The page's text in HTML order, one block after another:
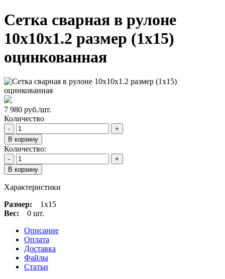
Сетка сварная в рулоне
10х10х1.2 размер (1х15)
оцинкованная
7 980 руб./шт.
Количество
-
+
В корзину
Количество:
-
+
В корзину
Характеристики
Размер:
1х15
Вес:
0 шт.
Описание
Оплата
Доставка
Файлы
Статьи